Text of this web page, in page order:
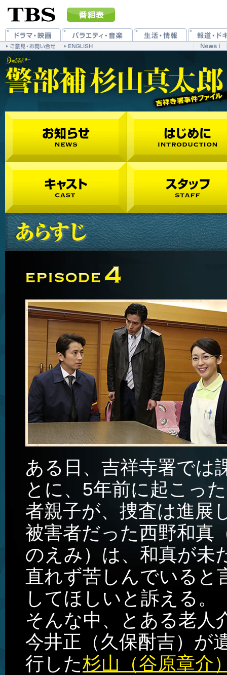
ある日、吉祥寺署では
とに、5年前に起こっ
者親子が、捜査は進展
被害者だった西野和真
のえみ）は、和真が未
直れず苦しんでいると
してほしいと訴える。
そんな中、とある老人
今井正（久保酎吉）が
行した杉山（谷原章介